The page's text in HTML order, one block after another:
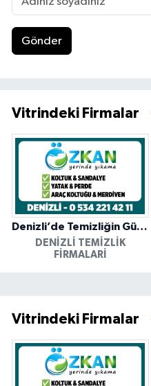
Gönder
Vitrindeki Firmalar
Denizli’de Temizliğin Güvenilir Adresi: Özkan Yerinde Yıkama
DENIZLI TEMIZLIK
FIRMALARI
Vitrindeki Firmalar